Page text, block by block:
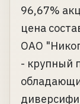
96,67%
цена
ОАО
- крупный